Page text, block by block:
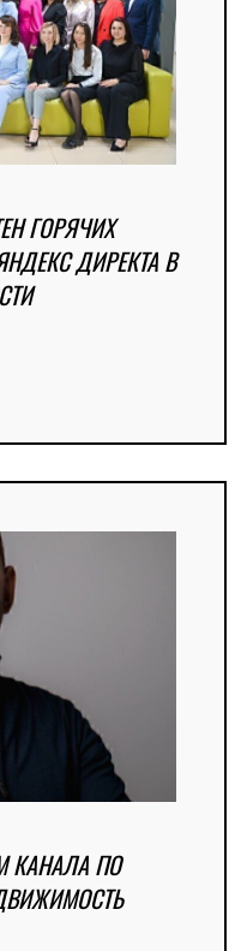
ГОРЯЧИХ
ДИРЕКТА В
КАНАЛА ПО